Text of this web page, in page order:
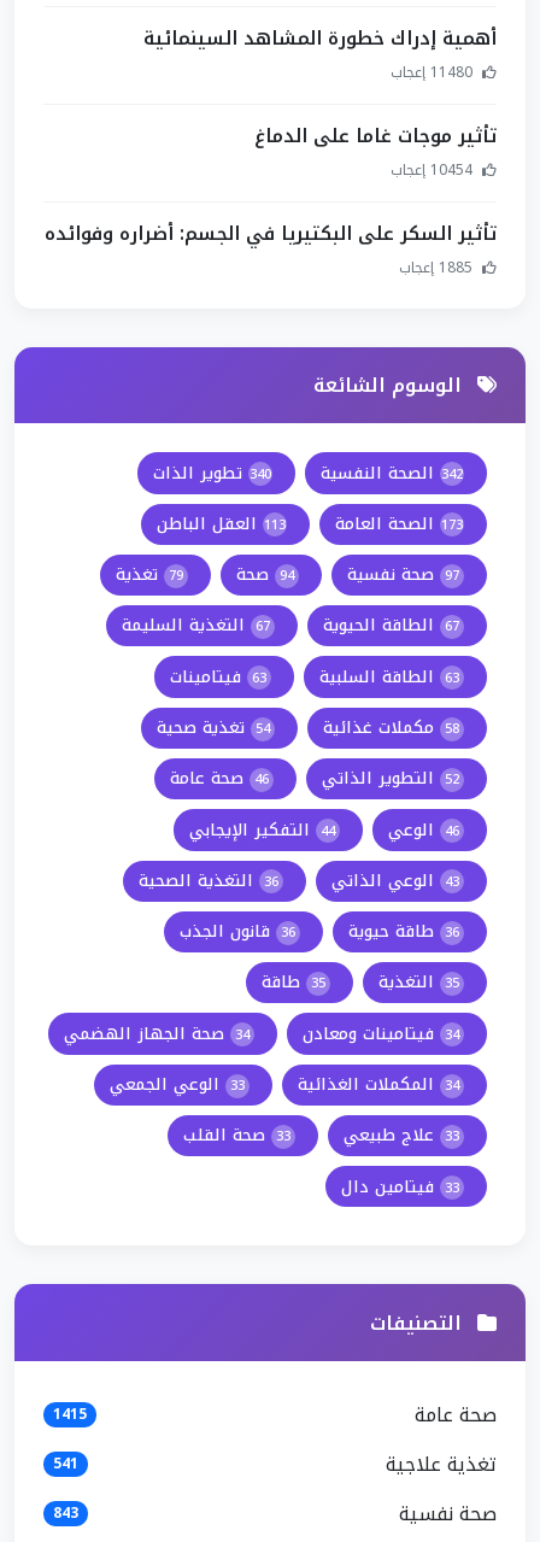
أهمية إدراك خطورة المشاهد السينمائية
تأثير موجات غاما على الدماغ
تأثير السكر على البكتيريا في الجسم: أضراره وفوائده
الوسوم الشائعة
342 الصحة النفسية 340 تطوير الذات
173 الصحة العامة 113 العقل الباطن
97 صحة نفسية 94 صحة 79 تغذية
67 الطاقة الحيوية 67 التغذية السليمة
63 الطاقة السلبية 63 فيتامينات
58 مكملات غذائية 54 تغذية صحية
52 التطوير الذاتي 46 صحة عامة
46 الوعي 44 التفكير الإيجابي
43 الوعي الذاتي 36 التغذية الصحية
36 طاقة حيوية 36 قانون الجذب
35 التغذية 35 طاقة
34 فيتامينات ومعادن 34 صحة الجهاز الهضمي
34 المكملات الغذائية 33 الوعي الجمعي
33 علاج طبيعي 33 صحة القلب
33 فيتامين دال
التصنيفات
صحة عامة 1415
تغذية علاجية 541
صحة نفسية 843